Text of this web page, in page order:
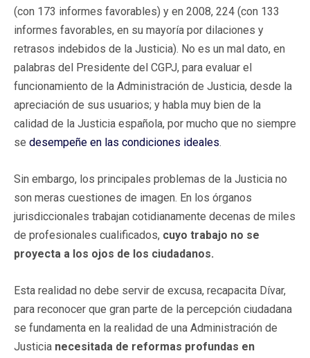
(con 173 informes favorables) y en 2008, 224 (con 133
informes favorables, en su mayoría por dilaciones y
retrasos indebidos de la Justicia). No es un mal dato, en
palabras del Presidente del CGPJ, para evaluar el
funcionamiento de la Administración de Justicia, desde la
apreciación de sus usuarios; y habla muy bien de la
calidad de la Justicia española, por mucho que no siempre
se desempeñe en las condiciones ideales.
Sin embargo, los principales problemas de la Justicia no
son meras cuestiones de imagen. En los órganos
jurisdiccionales trabajan cotidianamente decenas de miles
de profesionales cualificados, cuyo trabajo no se
proyecta a los ojos de los ciudadanos.
Esta realidad no debe servir de excusa, recapacita Dívar,
para reconocer que gran parte de la percepción ciudadana
se fundamenta en la realidad de una Administración de
Justicia necesitada de reformas profundas en